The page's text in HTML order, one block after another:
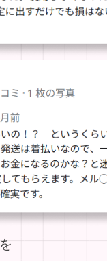
を